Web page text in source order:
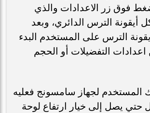
فوق زر الاعدادات والذي
الترس الدائري، وبعد
الترس على المستخدم البدء
التفضيلات أو الحجم
المستخدم لجهاز سامسونج فعليه
حتي يصل إلى خيار ارتفاع لوحة